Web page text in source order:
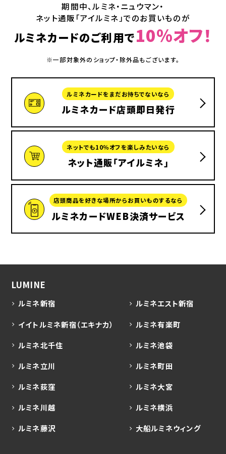
期間中、ルミネ・ニュウマン・
ネット通販「アイルミネ」でのお買いものが
ルミネカードのご利用で10％オフ！
※一部対象外のショップ・除外品もございます。
ルミネカードをまだお持ちでないなら
ルミネカード店頭即日発行
ネットでも10％オフを楽しみたいなら
ネット通販「アイルミネ」
店頭商品を好きな場所からお買いものするなら
ルミネカードWEB決済サービス
LUMINE
ルミネ新宿
ルミネエスト新宿
イイトルミネ新宿（エキナカ）
ルミネ有楽町
ルミネ北千住
ルミネ池袋
ルミネ立川
ルミネ町田
ルミネ荻窪
ルミネ大宮
ルミネ川越
ルミネ横浜
ルミネ藤沢
大船ルミネウィング